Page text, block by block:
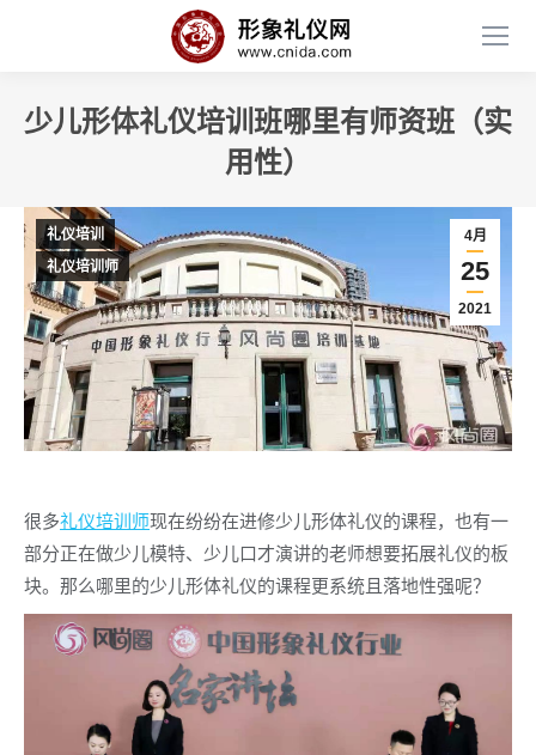
少儿形体礼仪培训班哪里有师资班（实
用性）
4月
25
2021
礼仪培训
礼仪培训师
很多礼仪培训师现在纷纷在进修少儿形体礼仪的课程，也有一
部分正在做少儿模特、少儿口才演讲的老师想要拓展礼仪的板
块。那么哪里的少儿形体礼仪的课程更系统且落地性强呢？